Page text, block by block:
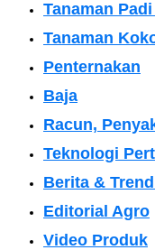
Tanaman
Tanaman
Penternakan
Baja
Racun,
Teknologi
Berita &
Editorial Agro
Video Produk